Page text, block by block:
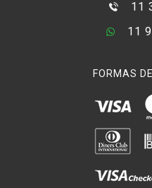
11
11
FORMAS